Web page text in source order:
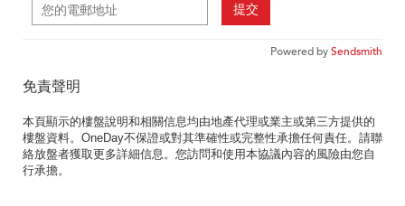
提交
Powered bySendsmith
免責聲明
本頁顯示的樓盤說明和相關信息均由地產代理或業主或第三方提供的
樓盤資料。OneDay不保證或對其準確性或完整性承擔任何責任。請聯
絡放盤者獲取更多詳細信息。您訪問和使用本協議內容的風險由您自
行承擔。